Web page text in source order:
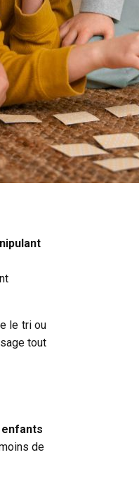
le tri ou
tout
de